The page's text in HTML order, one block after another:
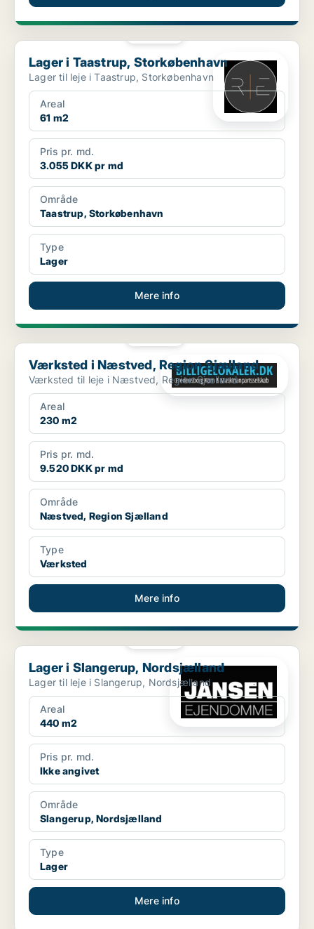
Lager i Taastrup, Storkøbenhavn
Lager i Taastrup, Storkøbenhavn
Lager til leje i Taastrup, Storkøbenhavn
Areal
61 m2
Pris pr. md.
3.055 DKK pr md
Område
Taastrup, Storkøbenhavn
Type
Lager
Mere info
Værksted i Næstved, Region Sjælland
Værksted i Næstved, Region Sjælland
Værksted til leje i Næstved, Region Sjælland
Areal
230 m2
Pris pr. md.
9.520 DKK pr md
Område
Næstved, Region Sjælland
Type
Værksted
Mere info
Lager i Slangerup, Nordsjælland
Lager i Slangerup, Nordsjælland
Lager til leje i Slangerup, Nordsjælland
Areal
440 m2
Pris pr. md.
Ikke angivet
Område
Slangerup, Nordsjælland
Type
Lager
Mere info